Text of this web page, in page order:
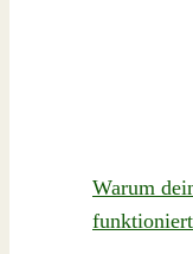
Warum